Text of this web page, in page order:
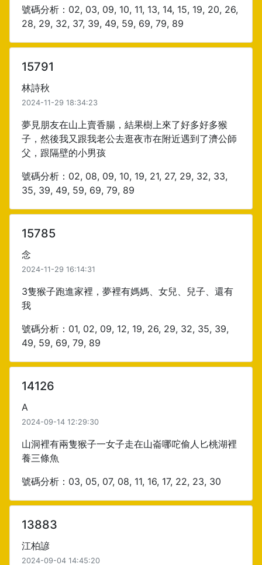
號碼分析：02, 03, 09, 10, 11, 13, 14, 15, 19, 20, 26,
28, 29, 32, 37, 39, 49, 59, 69, 79, 89
15791
林詩秋
2024-11-29 18:34:23
夢見朋友在山上賣香腸，結果樹上來了好多好多猴
子，然後我又跟我老公去逛夜市在附近遇到了濟公師
父，跟隔壁的小男孩
號碼分析：02, 08, 09, 10, 19, 21, 27, 29, 32, 33,
35, 39, 49, 59, 69, 79, 89
15785
念
2024-11-29 16:14:31
3隻猴子跑進家裡，夢裡有媽媽、女兒、兒子、還有
我
號碼分析：01, 02, 09, 12, 19, 26, 29, 32, 35, 39,
49, 59, 69, 79, 89
14126
A
2024-09-14 12:29:30
山洞裡有兩隻猴子一女子走在山崙哪咜偷人匕桃湖裡
養三條魚
號碼分析：03, 05, 07, 08, 11, 16, 17, 22, 23, 30
13883
江柏諺
2024-09-04 14:45:20